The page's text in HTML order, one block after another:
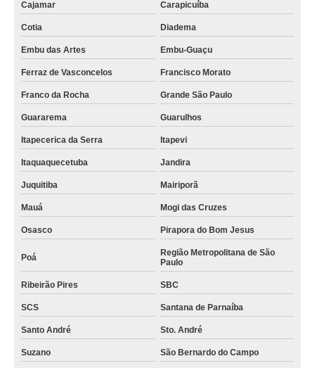
Cajamar Carapicuíba
Cotia Diadema
Embu das Artes Embu-Guaçu
Ferraz de Vasconcelos Francisco Morato
Franco da Rocha Grande São Paulo
Guararema Guarulhos
Itapecerica da Serra Itapevi
Itaquaquecetuba Jandira
Juquitiba Mairiporã
Mauá Mogi das Cruzes
Osasco Pirapora do Bom Jesus
Poá
Região Metropolitana de São
Paulo
Ribeirão Pires SBC
SCS Santana de Parnaíba
Santo André Sto. André
Suzano São Bernardo do Campo